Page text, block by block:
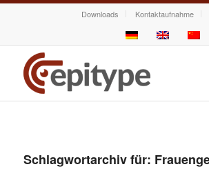
Downloads Kontaktaufnahme
Schlagwortarchiv für: